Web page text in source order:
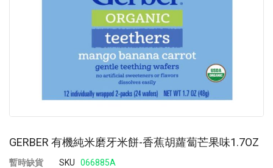
GERBER 有機純米磨牙米餅-香蕉胡蘿蔔芒果味1.7OZ
暫時缺貨 SKU 066885A